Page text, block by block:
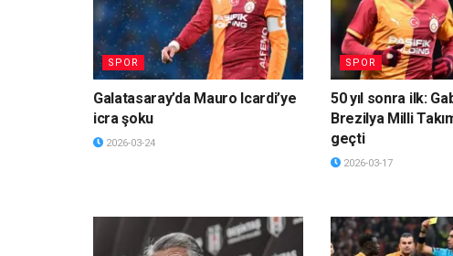
SPOR
Galatasaray’da Mauro Icardi’ye
icra şoku
2026-03-24
SPOR
50 yıl sonra ilk:
Brezilya Milli
geçti
2026-03-17